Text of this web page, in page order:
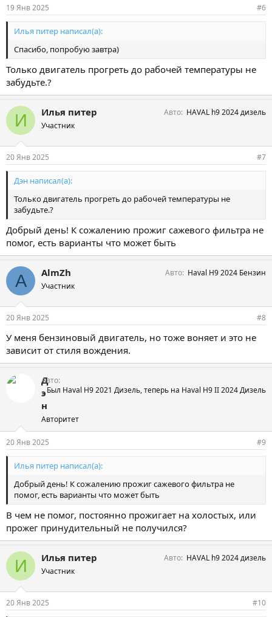
19 Янв 2025 #6
Илья питер написал(а):
Спасибо, попробую завтра)
Только двигатель прогреть до рабочей температуры не
забудьте.?
И Илья питер
Участник
Авто HAVAL h9 2024 дизель
20 Янв 2025 #7
Дэн написал(а):
Только двигатель прогреть до рабочей температуры не
забудьте.?
Добрый день! К сожалению прожиг сажевого фильтра не
помог, есть варианты что может быть
A AlmZh
Участник
Авто Haval H9 2024 Бензин
20 Янв 2025 #8
У меня бензиновый двигатель, но тоже воняет и это не
зависит от стиля вождения.
Д
э
н
Авторитет
Авто
Был Haval H9 2021 Дизель, теперь на Haval H9 II 2024 Дизель
20 Янв 2025 #9
Илья питер написал(а):
Добрый день! К сожалению прожиг сажевого фильтра не
помог, есть варианты что может быть
В чем не помог, постоянно прожигает на холостых, или
прожег принудительный не получился?
И Илья питер
Участник
Авто HAVAL h9 2024 дизель
20 Янв 2025 #10